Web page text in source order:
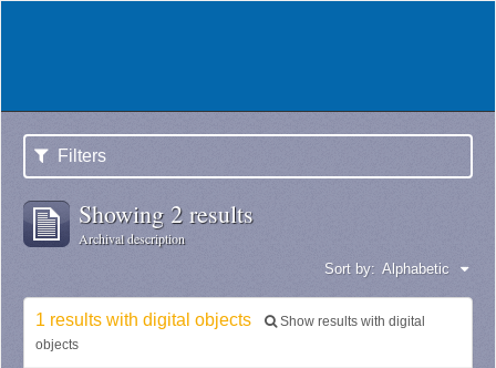
Filters
Showing 2 results
Archival description
Sort by: Alphabetic
1 results with digital objects
Show results with digital
objects